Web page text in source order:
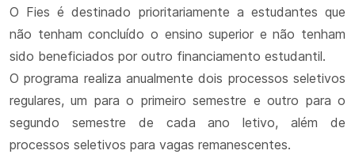
O Fies é destinado prioritariamente a estudantes que
não tenham concluído o ensino superior e não tenham
sido beneficiados por outro financiamento estudantil.
O programa realiza anualmente dois processos seletivos
regulares, um para o primeiro semestre e outro para o
segundo semestre de cada ano letivo, além de
processos seletivos para vagas remanescentes.